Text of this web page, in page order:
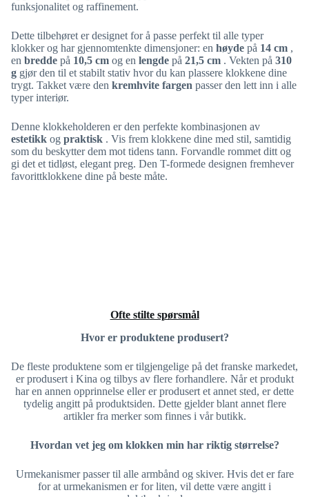
funksjonalitet og raffinement.
Dette tilbehøret er designet for å passe perfekt til alle typer
klokker og har gjennomtenkte dimensjoner: en høyde på 14 cm ,
en bredde på 10,5 cm og en lengde på 21,5 cm . Vekten på 310
g gjør den til et stabilt stativ hvor du kan plassere klokkene dine
trygt. Takket være den kremhvite fargen passer den lett inn i alle
typer interiør.
Denne klokkeholderen er den perfekte kombinasjonen av
estetikk og praktisk . Vis frem klokkene dine med stil, samtidig
som du beskytter dem mot tidens tann. Forvandle rommet ditt og
gi det et tidløst, elegant preg. Den T-formede designen fremhever
favorittklokkene dine på beste måte.
Ofte stilte spørsmål
Hvor er produktene produsert?
De fleste produktene som er tilgjengelige på det franske markedet,
er produsert i Kina og tilbys av flere forhandlere. Når et produkt
har en annen opprinnelse eller er produsert et annet sted, er dette
tydelig angitt på produktsiden. Dette gjelder blant annet flere
artikler fra merker som finnes i vår butikk.
Hvordan vet jeg om klokken min har riktig størrelse?
Urmekanismer passer til alle armbånd og skiver. Hvis det er fare
for at urmekanismen er for liten, vil dette være angitt i